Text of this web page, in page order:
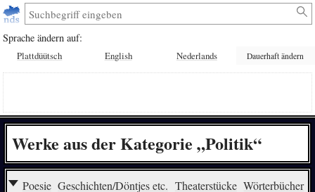
Sprache ändern auf:
Plattdüütsch English Nederlands Dauerhaft ändern
Werke aus der Kategorie „Politik“
Poesie Geschichten/Döntjes etc. Theaterstücke Wörterbücher